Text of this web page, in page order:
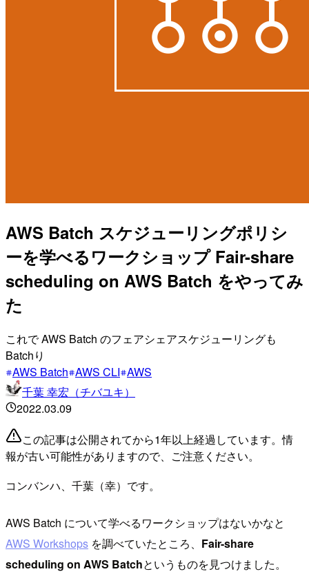
AWS Batch スケジューリングポリシ
ーを学べるワークショップ Fair-share
scheduling on AWS Batch をやってみ
た
これで AWS Batch のフェアシェアスケジューリングも
Batchり
AWS Batch AWS CLI AWS
千葉 幸宏（チバユキ）
2022.03.09
この記事は公開されてから1年以上経過しています。情
報が古い可能性がありますので、ご注意ください。
コンバンハ、千葉（幸）です。
AWS Batch について学べるワークショップはないかなと
AWS Workshops を調べていたところ、 Fair-share
scheduling on AWS Batchというものを見つけました。